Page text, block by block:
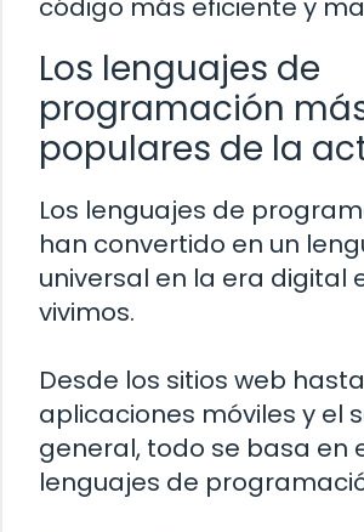
código más eficiente y
Los lenguajes de
programación
populares de la
Los lenguajes de
han convertido en un
universal en la era digital
vivimos.
Desde los sitios web
aplicaciones móviles y el
general, todo se basa en
lenguajes de